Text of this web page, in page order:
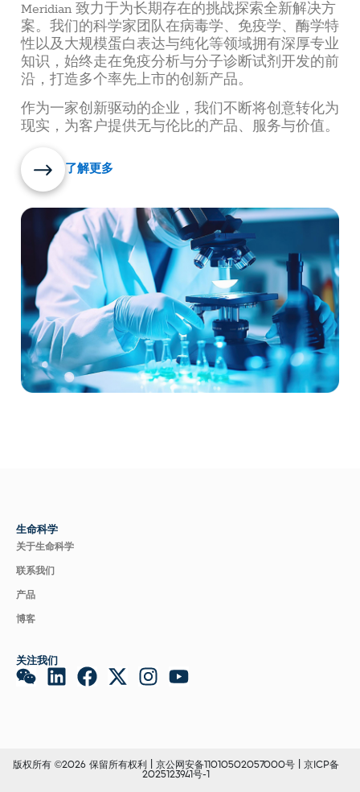
Meridian 致力于为长期存在的挑战探索全新解决方
案。我们的科学家团队在病毒学、免疫学、酶学特
性以及大规模蛋白表达与纯化等领域拥有深厚专业
知识，始终走在免疫分析与分子诊断试剂开发的前
沿，打造多个率先上市的创新产品。
作为一家创新驱动的企业，我们不断将创意转化为
现实，为客户提供无与伦比的产品、服务与价值。
了解更多
生命科学
关于生命科学
联系我们
产品
博客
关注我们
版权所有 ©2026 保留所有权利 | 京公网安备11010502057000号
京ICP备
2025123941号-1